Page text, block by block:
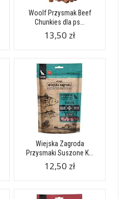
Woolf Przysmak Beef
Chunkies dla ps...
13,50 zł
Wiejska Zagroda
Przysmaki Suszone K...
12,50 zł